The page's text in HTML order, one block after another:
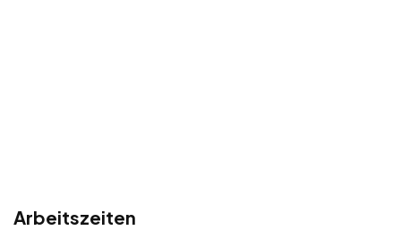
Arbeitszeiten